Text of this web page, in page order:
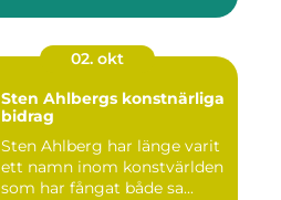
02. okt
Sten Ahlbergs konstnärliga
bidrag
Sten Ahlberg har länge varit
ett namn inom konstvärlden
som har fångat både sa...